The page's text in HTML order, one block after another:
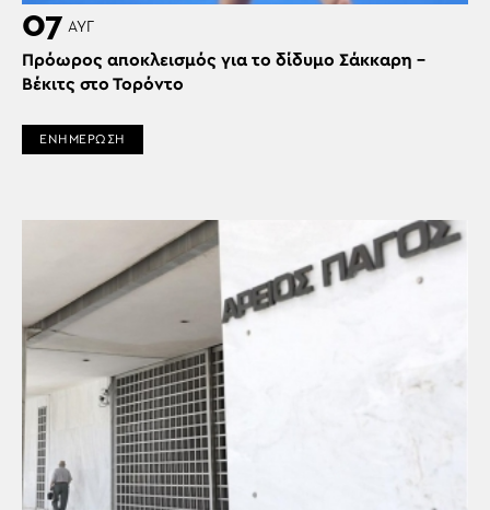
07 ΑΥΓ
Πρόωρος αποκλεισμός για το δίδυμο Σάκκαρη –
Βέκιτς στο Τορόντο
ΕΝΗΜΕΡΩΣΗ